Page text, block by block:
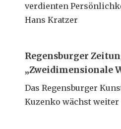
verdienten
Hans Kratzer
Regensburger
„Zweidimensionale
Das Regensburger
Kuzenko wächst